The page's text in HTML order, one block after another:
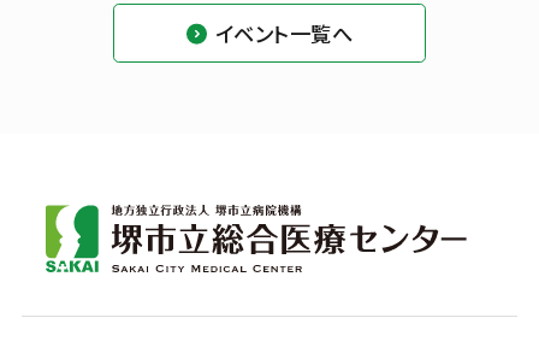
イベント一覧へ